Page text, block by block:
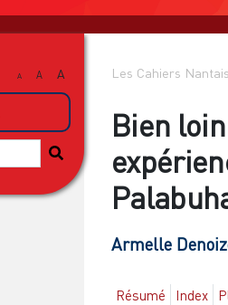
A A A Les Cahiers Nantais
Bien
Armelle
Résumé Index